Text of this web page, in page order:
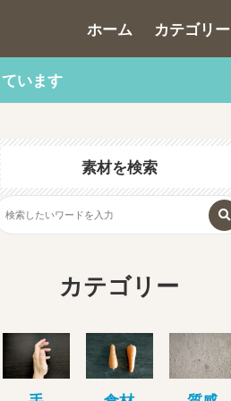
ホーム カテゴリー
います
素材を検索
カテゴリー